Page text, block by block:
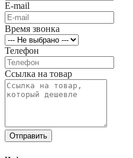
E-mail
Время звонка
Телефон
Ссылка на товар
Отправить